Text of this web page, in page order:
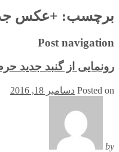
برچسب: +عکس
Post navigation
رونمایی از گنبد جدید
Posted on دسامبر 18, 2016
by